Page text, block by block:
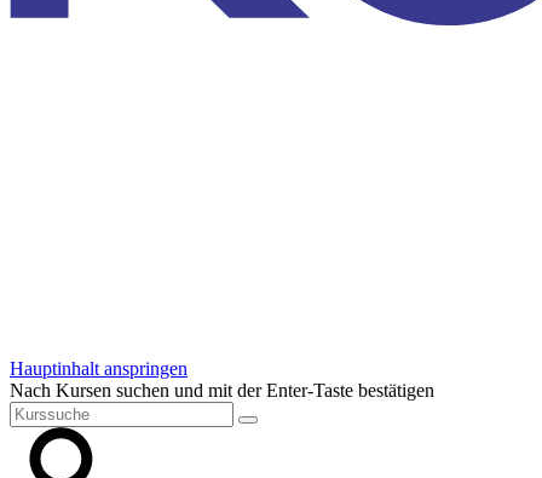
Hauptinhalt anspringen
Nach Kursen suchen und mit der Enter-Taste bestätigen